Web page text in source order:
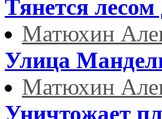
Тянется
Матюхин
Улица
Матюхин
Уничтожает